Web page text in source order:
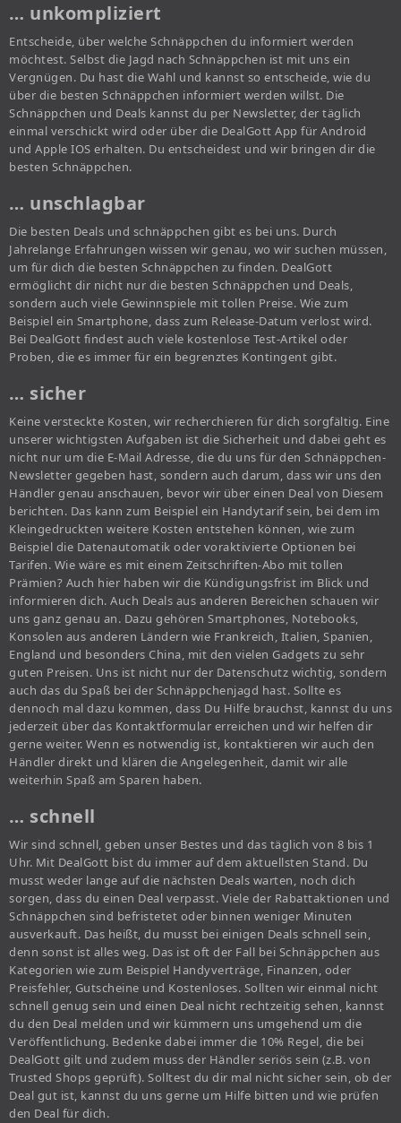
… unkompliziert
Entscheide, über welche Schnäppchen du informiert werden
möchtest. Selbst die Jagd nach Schnäppchen ist mit uns ein
Vergnügen. Du hast die Wahl und kannst so entscheide, wie du
über die besten Schnäppchen informiert werden willst. Die
Schnäppchen und Deals kannst du per Newsletter, der täglich
einmal verschickt wird oder über die DealGott App für Android
und Apple IOS erhalten. Du entscheidest und wir bringen dir die
besten Schnäppchen.
… unschlagbar
Die besten Deals und schnäppchen gibt es bei uns. Durch
Jahrelange Erfahrungen wissen wir genau, wo wir suchen müssen,
um für dich die besten Schnäppchen zu finden. DealGott
ermöglicht dir nicht nur die besten Schnäppchen und Deals,
sondern auch viele Gewinnspiele mit tollen Preise. Wie zum
Beispiel ein Smartphone, dass zum Release-Datum verlost wird.
Bei DealGott findest auch viele kostenlose Test-Artikel oder
Proben, die es immer für ein begrenztes Kontingent gibt.
… sicher
Keine versteckte Kosten, wir recherchieren für dich sorgfältig. Eine
unserer wichtigsten Aufgaben ist die Sicherheit und dabei geht es
nicht nur um die E-Mail Adresse, die du uns für den Schnäppchen-
Newsletter gegeben hast, sondern auch darum, dass wir uns den
Händler genau anschauen, bevor wir über einen Deal von Diesem
berichten. Das kann zum Beispiel ein Handytarif sein, bei dem im
Kleingedruckten weitere Kosten entstehen können, wie zum
Beispiel die Datenautomatik oder voraktivierte Optionen bei
Tarifen. Wie wäre es mit einem Zeitschriften-Abo mit tollen
Prämien? Auch hier haben wir die Kündigungsfrist im Blick und
informieren dich. Auch Deals aus anderen Bereichen schauen wir
uns ganz genau an. Dazu gehören Smartphones, Notebooks,
Konsolen aus anderen Ländern wie Frankreich, Italien, Spanien,
England und besonders China, mit den vielen Gadgets zu sehr
guten Preisen. Uns ist nicht nur der Datenschutz wichtig, sondern
auch das du Spaß bei der Schnäppchenjagd hast. Sollte es
dennoch mal dazu kommen, dass Du Hilfe brauchst, kannst du uns
jederzeit über das Kontaktformular erreichen und wir helfen dir
gerne weiter. Wenn es notwendig ist, kontaktieren wir auch den
Händler direkt und klären die Angelegenheit, damit wir alle
weiterhin Spaß am Sparen haben.
… schnell
Wir sind schnell, geben unser Bestes und das täglich von 8 bis 1
Uhr. Mit DealGott bist du immer auf dem aktuellsten Stand. Du
musst weder lange auf die nächsten Deals warten, noch dich
sorgen, dass du einen Deal verpasst. Viele der Rabattaktionen und
Schnäppchen sind befristetet oder binnen weniger Minuten
ausverkauft. Das heißt, du musst bei einigen Deals schnell sein,
denn sonst ist alles weg. Das ist oft der Fall bei Schnäppchen aus
Kategorien wie zum Beispiel Handyverträge, Finanzen, oder
Preisfehler, Gutscheine und Kostenloses. Sollten wir einmal nicht
schnell genug sein und einen Deal nicht rechtzeitig sehen, kannst
du den Deal melden und wir kümmern uns umgehend um die
Veröffentlichung. Bedenke dabei immer die 10% Regel, die bei
DealGott gilt und zudem muss der Händler seriös sein (z.B. von
Trusted Shops geprüft). Solltest du dir mal nicht sicher sein, ob der
Deal gut ist, kannst du uns gerne um Hilfe bitten und wie prüfen
den Deal für dich.